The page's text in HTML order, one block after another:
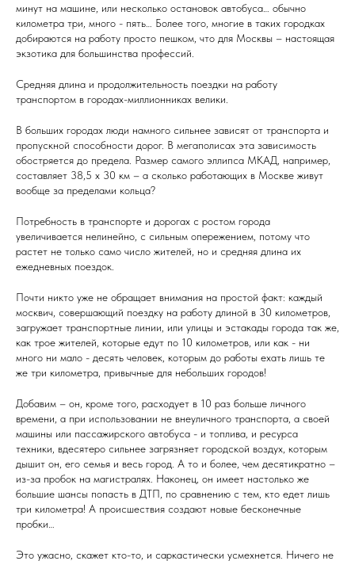
минут на машине, или несколько остановок автобуса… обычно
километра три, много - пять… Более того, многие в таких городках
добираются на работу просто пешком, что для Москвы – настоящая
экзотика для большинства профессий.
Средняя длина и продолжительность поездки на работу
транспортом в городах-миллионниках велики.
В больших городах люди намного сильнее зависят от транспорта и
пропускной способности дорог. В мегаполисах эта зависимость
обостряется до предела. Размер самого эллипса МКАД, например,
составляет 38,5 х 30 км – а сколько работающих в Москве живут
вообще за пределами кольца?
Потребность в транспорте и дорогах с ростом города
увеличивается нелинейно, с сильным опережением, потому что
растет не только само число жителей, но и средняя длина их
ежедневных поездок.
Почти никто уже не обращает внимания на простой факт: каждый
москвич, совершающий поездку на работу длиной в 30 километров,
загружает транспортные линии, или улицы и эстакады города так же,
как трое жителей, которые едут по 10 километров, или как - ни
много ни мало - десять человек, которым до работы ехать лишь те
же три километра, привычные для небольших городов!
Добавим – он, кроме того, расходует в 10 раз больше личного
времени, а при использовании не внеуличного транспорта, а своей
машины или пассажирского автобуса - и топлива, и ресурса
техники, вдесятеро сильнее загрязняет городской воздух, которым
дышит он, его семья и весь город. А то и более, чем десятикратно –
из-за пробок на магистралях. Наконец, он имеет настолько же
большие шансы попасть в ДТП, по сравнению с тем, кто едет лишь
три километра! А происшествия создают новые бесконечные
пробки…
Это ужасно, скажет кто-то, и саркастически усмехнется. Ничего не